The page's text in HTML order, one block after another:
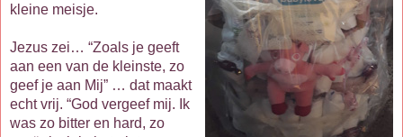
kleine meisje.
Jezus zei… “Zoals je geeft
aan een van de kleinste, zo
geef je aan Mij” … dat maakt
echt vrij. “God vergeef mij. Ik
was zo bitter en hard, zo